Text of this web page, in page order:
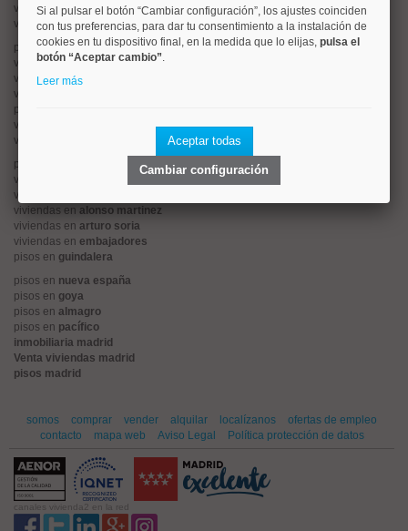
viviendas encuatro caminos
viviendas enchamartín
pisos enrios rosas
viviendas enprosperidad
viviendas enhispanoamerica
viviendas en
pisos en
viviendas en
viviendas en
pisos en
viviendas en
viviendas en
viviendas en alonso martinez
viviendas en arturo soria
viviendas en embajadores
pisos en guindalera
pisos en nueva españa
pisos en goya
pisos en almagro
pisos en pacífico
inmobiliaria madrid
Venta viviendas madrid
pisos madrid
somos comprar vender alquilar localízanos
ofertas de empleo
contacto
mapa web Aviso Legal Política protección de datos
canales vivienda2 en la red
Si al pulsar el botón “Cambiar configuración”, los ajustes coinciden
con tus preferencias, para dar tu consentimiento a la instalación de
cookies en tu dispositivo final, en la medida que lo elijas, pulsa el
botón “Aceptar cambio”.
Leer más
Aceptar todas
Cambiar configuración